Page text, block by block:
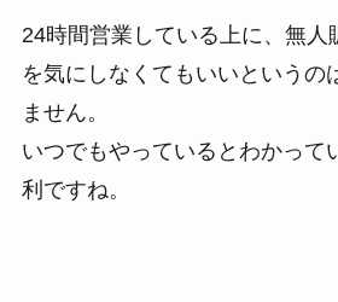
24時間営業している上に、無人
を気にしなくてもいいというの
ません。
いつでもやっているとわかって
利ですね。